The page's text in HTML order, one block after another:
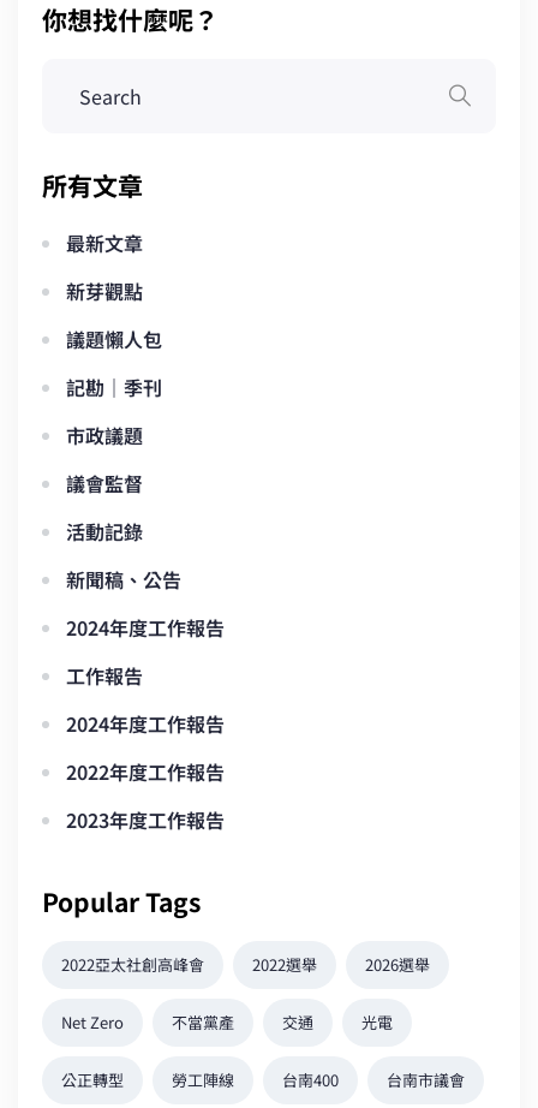
你想找什麼呢？
所有文章
最新文章
新芽觀點
議題懶人包
記勘｜季刊
市政議題
議會監督
活動記錄
新聞稿、公告
2024年度工作報告
工作報告
2024年度工作報告
2022年度工作報告
2023年度工作報告
Popular Tags
2022亞太社創高峰會 2022選舉 2026選舉
Net Zero 不當黨產 交通 光電
公正轉型 勞工陣線 台南400 台南市議會